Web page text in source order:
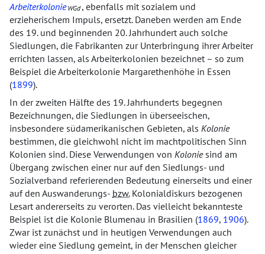
Arbeiterkolonie WGd, ebenfalls mit sozialem und
erzieherischem Impuls, ersetzt. Daneben werden am Ende
des 19. und beginnenden 20. Jahrhundert auch solche
Siedlungen, die Fabrikanten zur Unterbringung ihrer Arbeiter
errichten lassen, als Arbeiterkolonien bezeichnet – so zum
Beispiel die Arbeiterkolonie Margarethenhöhe in Essen
(1899).
In der zweiten Hälfte des 19. Jahrhunderts begegnen
Bezeichnungen, die Siedlungen in überseeischen,
insbesondere südamerikanischen Gebieten, als Kolonie
bestimmen, die gleichwohl nicht im machtpolitischen Sinn
Kolonien sind. Diese Verwendungen von Koloniesind am
Übergang zwischen einer nur auf den Siedlungs- und
Sozialverband referierenden Bedeutung einerseits und einer
auf den Auswanderungs- bzw.Kolonialdiskurs bezogenen
Lesart andererseits zu verorten. Das vielleicht bekannteste
Beispiel ist die Kolonie Blumenau in Brasilien (1869, 1906).
Zwar ist zunächst und in heutigen Verwendungen auch
wieder eine Siedlung gemeint, in der Menschen gleicher